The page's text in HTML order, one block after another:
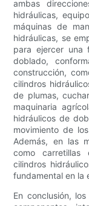
ambas
hidráulicas,
máquinas de
hidráulicas, se
para ejercer una
doblado,
construcción,
cilindros
de plumas,
maquinaria
hidráulicos de
movimiento de
Además, en las
como carretillas
cilindros
fundamental en la
En conclusión,